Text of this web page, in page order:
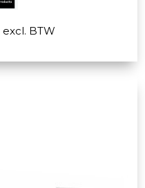
excl. BTW